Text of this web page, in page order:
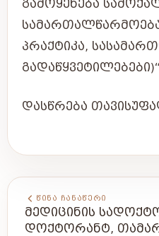
ᲒᲐᲛᲝᲧᲔᲜᲔᲑᲐ
ᲞᲠᲐᲥᲢᲘᲙᲐ,
ᲓᲐᲡᲬᲠᲔᲑᲐ
ᲬᲘᲜᲐ ᲩᲐᲜᲐᲬᲔᲠᲘ
ᲛᲔᲓᲘᲪᲘᲜᲘᲡ
ᲓᲝᲥᲢᲝᲠᲐᲜᲢ, ᲗᲐᲛᲐᲠ